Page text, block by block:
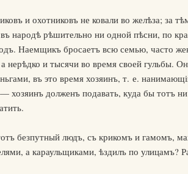
и охотниковъ не ковали во желѣза; за
народѣ рѣшительно ни одной пѣсни, по
Наемщикъ бросаетъ всю семью, часто
нерѣдко и тысячи во время своей гульбы.
въ это время хозяинъ, т. е.
хозяинъ долженъ подавать, куда бы тотъ
безпутный людъ, съ крикомъ и гамомъ,
а караульщиками, ѣздилъ по улицамъ?